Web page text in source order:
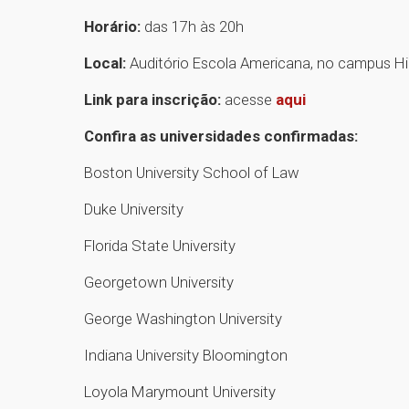
Horário: das 17h às 20h
Local: Auditório Escola Americana, no campus
Link para inscrição: acesse aqui
Confira as universidades confirmadas:
Boston University School of Law
Duke University
Florida State University
Georgetown University
George Washington University
Indiana University Bloomington
Loyola Marymount University